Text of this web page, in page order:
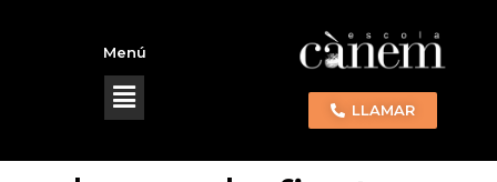
Menú
LLAMAR